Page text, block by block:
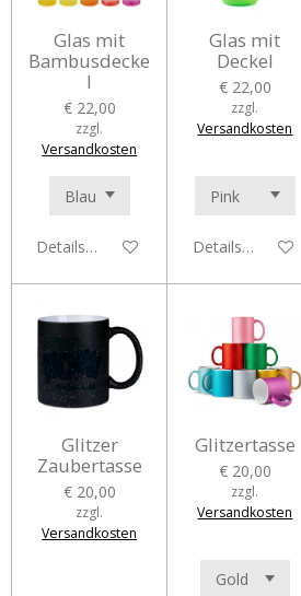
Glas mit
Bambusdecke
l
€ 22,00
zzgl.
Versandkosten
Details anzeigen
Glas mit
Deckel
€ 22,00
zzgl.
Versandkosten
Details anzeigen
Glitzer
Zaubertasse
€ 20,00
zzgl.
Versandkosten
Glitzertasse
€ 20,00
zzgl.
Versandkosten